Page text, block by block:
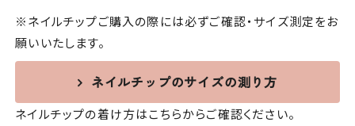
※ネイルチップご購入の際には必ずご確認・サイズ測定をお
願いいたします。
ネイルチップのサイズの測り方
ネイルチップの着け方はこちらからご確認ください。